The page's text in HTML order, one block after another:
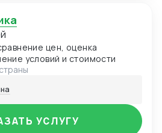
цен, оценка
условий и стоимости
УСЛУГУ